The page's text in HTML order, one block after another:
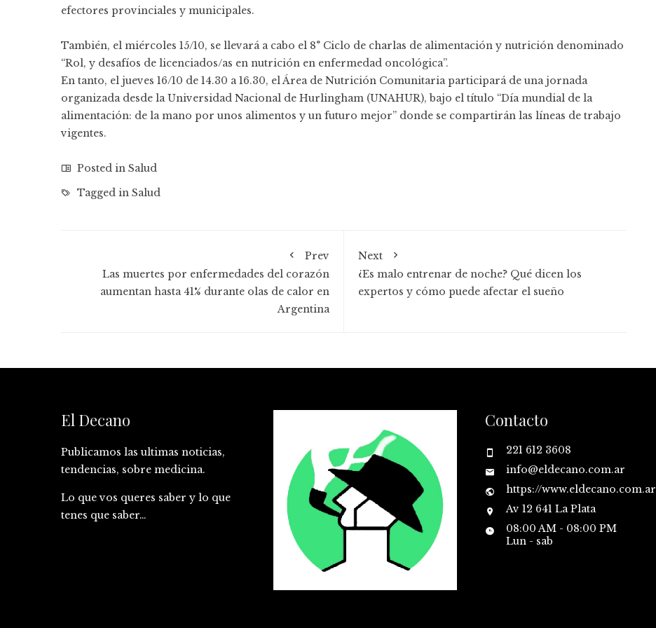
efectores provinciales y municipales.
También, el miércoles 15/10, se llevará a cabo el 8° Ciclo de charlas de alimentación y nutrición denominado
“Rol, y desafíos de licenciados/as en nutrición en enfermedad oncológica”.
En tanto, el jueves 16/10 de 14.30 a 16.30, el Área de Nutrición Comunitaria participará de una jornada
organizada desde la Universidad Nacional de Hurlingham (UNAHUR), bajo el título “Día mundial de la
alimentación: de la mano por unos alimentos y un futuro mejor” donde se compartirán las líneas de trabajo
vigentes.
Posted in Salud
Tagged in Salud
Prev
Las muertes por enfermedades del corazón
aumentan hasta 41% durante olas de calor en
Argentina
Next
¿Es malo entrenar de noche? Qué dicen los
expertos y cómo puede afectar el sueño
El Decano
Publicamos las ultimas noticias,
tendencias, sobre medicina.
Lo que vos queres saber y lo que
tenes que saber…
Contacto
221 612 3608
info@eldecano.com.ar
https://www.eldecano.com.ar
Av 12 641 La Plata
08:00 AM - 08:00 PM
Lun - sab